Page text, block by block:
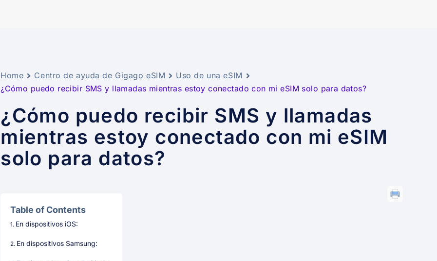
Home Centro de ayuda de Gigago eSIM
Uso de una eSIM
¿Cómo puedo recibir SMS y llamadas mientras estoy conectado con mi eSIM solo para datos?
¿Cómo puedo recibir SMS y llamadas
mientras estoy conectado con mi eSIM
solo para datos?
Table of Contents
En dispositivos iOS:
En dispositivos Samsung: